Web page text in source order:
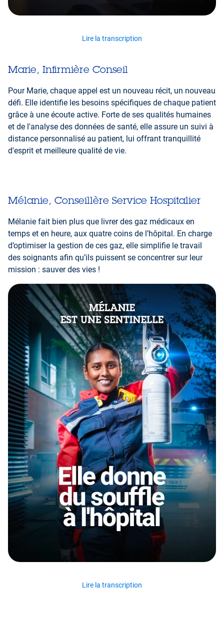
Lire la transcription
Marie, Infirmière Conseil
Pour Marie, chaque appel est un nouveau récit, un nouveau
défi. Elle identifie les besoins spécifiques de chaque patient
grâce à une écoute active. Forte de ses qualités humaines
et de l'analyse des données de santé, elle assure un suivi à
distance personnalisé au patient, lui offrant tranquillité
d'esprit et meilleure qualité de vie.
Lire la transcription
Mélanie, Conseillère Service Hospitalier
Mélanie fait bien plus que livrer des gaz médicaux en
temps et en heure, aux quatre coins de l’hôpital. En charge
d’optimiser la gestion de ces gaz, elle simplifie le travail
des soignants afin qu’ils puissent se concentrer sur leur
mission : sauver des vies !